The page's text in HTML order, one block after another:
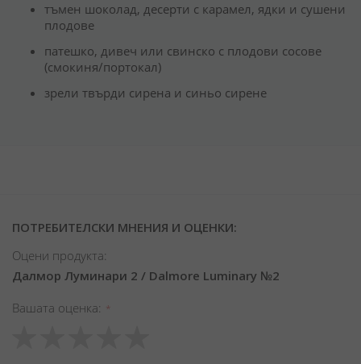
тъмен шоколад, десерти с карамел, ядки и сушени
плодове
патешко, дивеч или свинско с плодови сосове
(смокиня/портокал)
зрели твърди сирена и синьо сирене
ПОТРЕБИТЕЛСКИ МНЕНИЯ И ОЦЕНКИ:
Оцени продукта:
Далмор Луминари 2 / Dalmore Luminary №2
Вашата оценка